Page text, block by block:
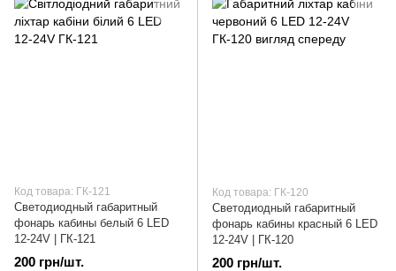
Код товара: ГК-121
Светодиодный габаритный
фонарь кабины белый 6 LED
12-24V | ГК-121
200 грн/шт.
Код товара: ГК-120
Светодиодный габаритный
фонарь кабины красный 6 LED
12-24V | ГК-120
200 грн/шт.